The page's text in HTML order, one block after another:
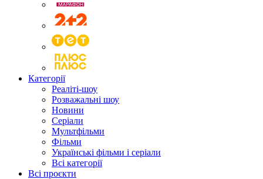
Категорії
Реаліті-шоу
Розважальні шоу
Новини
Серіали
Мультфільми
Фільми
Українські фільми і серіали
Всі категорії
Всі проєкти